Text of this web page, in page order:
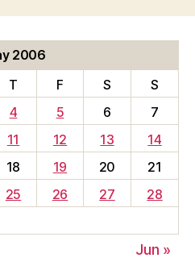
2006
T F S
S
4 5 6
7
11 12 13
14
18 19 20
21
25 26 27
28
Jun »